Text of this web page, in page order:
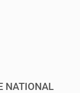
NATIONAL